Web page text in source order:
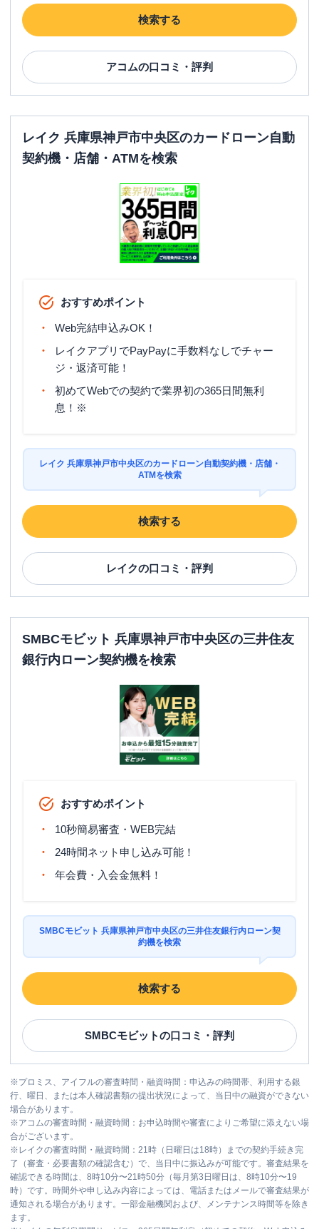
検索する
アコムの口コミ・評判
レイク 兵庫県神戸市中央区のカードローン自動
契約機・店舗・ATMを検索
おすすめポイント
Web完結申込みOK！
レイクアプリでPayPayに手数料なしでチャー
ジ・返済可能！
初めてWebでの契約で業界初の365日間無利
息！※
レイク 兵庫県神戸市中央区のカードローン自動契約機・店舗・
ATMを検索
検索する
レイクの口コミ・評判
SMBCモビット 兵庫県神戸市中央区の三井住友
銀行内ローン契約機を検索
おすすめポイント
10秒簡易審査・WEB完結
24時間ネット申し込み可能！
年会費・入会金無料！
SMBCモビット 兵庫県神戸市中央区の三井住友銀行内ローン契
約機を検索
検索する
SMBCモビットの口コミ・評判
※プロミス、アイフルの審査時間・融資時間：申込みの時間帯、利用する銀
行、曜日、または本人確認書類の提出状況によって、当日中の融資ができない
場合があります。
※アコムの審査時間・融資時間：お申込時間や審査によりご希望に添えない場
合がございます。
※ レイクの審査時間・融資時間：21時（日曜日は18時）までの契約手続き完
了（審査・必要書類の確認含む）で、当日中に振込みが可能です。審査結果を
確認できる時間は、8時10分〜21時50分（毎月第3日曜日は、8時10分〜19
時）です。時間外や申し込み内容によっては、電話またはメールで審査結果が
通知される場合があります。一部金融機関および、メンテナンス時間等を除き
ます。